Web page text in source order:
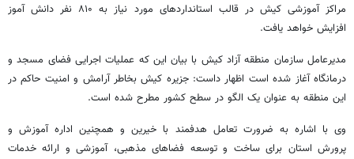
مراکز آموزشی کیش در قالب استانداردهای مورد نیاز به ۸۱۰ نفر دانش آموز
افزایش خواهد یافت.
مدیرعامل سازمان منطقه آزاد کیش با بیان این که عملیات اجرایی فضای مسجد و
درمانگاه آغاز شده است اظهار داست: جزیره کیش بخاطر آرامش و امنیت حاکم در
این منطقه به عنوان یک الگو در سطح کشور مطرح شده است.
وی با اشاره به ضرورت تعامل هدفمند با خیرین و همچنین اداره آموزش و
پرورش استان برای ساخت و توسعه فضاهای مذهبی، آموزشی و ارائه خدمات